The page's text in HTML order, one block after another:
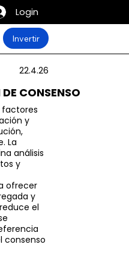
Login
Invertir
22.4.26
CONSENSO
factores
y
La
análisis
y
ofrecer
y
el
consenso